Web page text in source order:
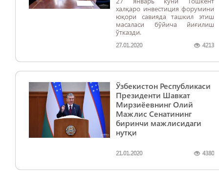
халқаро инвестиция форумини
юқори савияда ташкил этиш
масаласи бўйича йиғилиш
ўтказди.
27.01.2020 4213
Ўзбекистон Республикаси
Президенти Шавкат
Мирзиёевнинг Олий
Мажлис Сенатининг
биринчи мажлисидаги
нутқи
21.01.2020 4380